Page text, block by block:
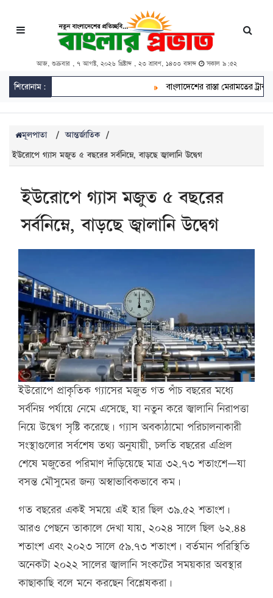
আজ, শুক্রবার , ৭ আগস্ট, ২০২৬ খ্রিষ্টাব্দ , ২৩ শ্রাবণ, ১৪৩৩ বঙ্গাব্দ সকাল ৯:৫২
শিরোনাম: বাংলাদেশের রাস্তা মেরামতের ট্রাক
মূলপাতা / আন্তর্জাতিক /
ইউরোপে গ্যাস মজুত ৫ বছরের সর্বনিম্নে, বাড়ছে জ্বালানি উদ্বেগ
ইউরোপে গ্যাস মজুত ৫ বছরের
সর্বনিম্নে, বাড়ছে জ্বালানি উদ্বেগ
ইউরোপে প্রাকৃতিক গ্যাসের মজুত গত পাঁচ বছরের মধ্যে
সর্বনিম্ন পর্যায়ে নেমে এসেছে, যা নতুন করে জ্বালানি নিরাপত্তা
নিয়ে উদ্বেগ সৃষ্টি করেছে। গ্যাস অবকাঠামো পরিচালনাকারী
সংস্থাগুলোর সর্বশেষ তথ্য অনুযায়ী, চলতি বছরের এপ্রিল
শেষে মজুতের পরিমাণ দাঁড়িয়েছে মাত্র ৩২.৭৩ শতাংশে—যা
বসন্ত মৌসুমের জন্য অস্বাভাবিকভাবে কম।
গত বছরের একই সময়ে এই হার ছিল ৩৯.৫২ শতাংশ।
আরও পেছনে তাকালে দেখা যায়, ২০২৪ সালে ছিল ৬২.৪৪
শতাংশ এবং ২০২৩ সালে ৫৯.৭৩ শতাংশ। বর্তমান পরিস্থিতি
অনেকটা ২০২২ সালের জ্বালানি সংকটের সময়কার অবস্থার
কাছাকাছি বলে মনে করছেন বিশ্লেষকরা।